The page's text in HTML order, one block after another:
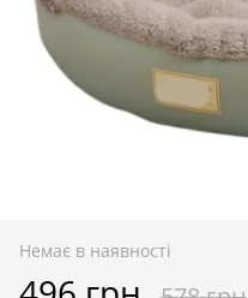
Немає в наявності